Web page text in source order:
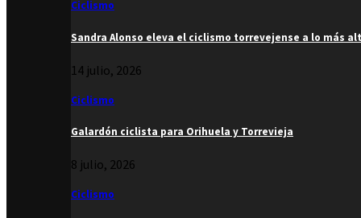
Ciclismo
Sandra Alonso eleva el ciclismo torrevejense a lo más
14 julio, 2026
Ciclismo
Galardón ciclista para Orihuela y Torrevieja
8 julio, 2026
Ciclismo